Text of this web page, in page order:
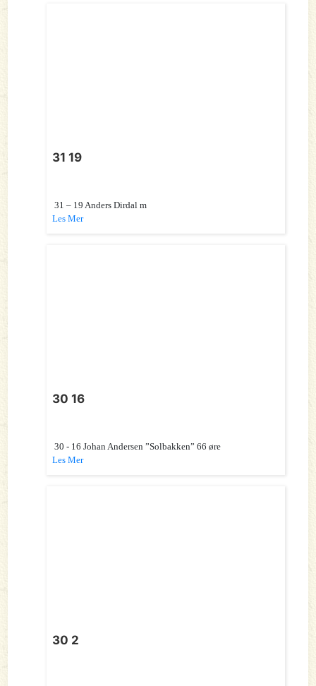
31 19
31 – 19 Anders Dirdal m
Les Mer
30 16
30 - 16 Johan Andersen ”Solbakken” 66 øre
Les Mer
30 2